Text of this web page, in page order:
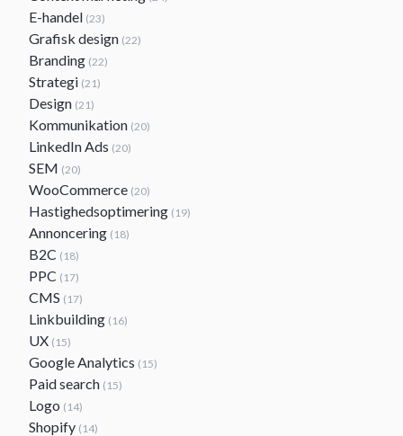
E-handel (23)
Grafisk design (22)
Branding (22)
Strategi (21)
Design (21)
Kommunikation (20)
LinkedIn Ads (20)
SEM (20)
WooCommerce (20)
Hastighedsoptimering (19)
Annoncering (18)
B2C (18)
PPC (17)
CMS (17)
Linkbuilding (16)
UX (15)
Google Analytics (15)
Paid search (15)
Logo (14)
Shopify (14)